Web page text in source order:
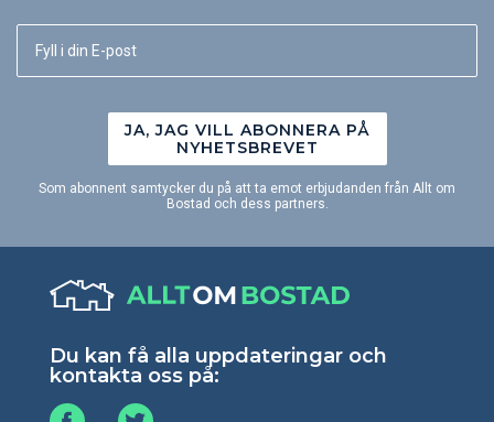
JA, JAG VILL ABONNERA PÅ
NYHETSBREVET
Som abonnent samtycker du på att ta emot erbjudanden från Allt om
Bostad och dess partners.
Du kan få alla uppdateringar och
kontakta oss på: